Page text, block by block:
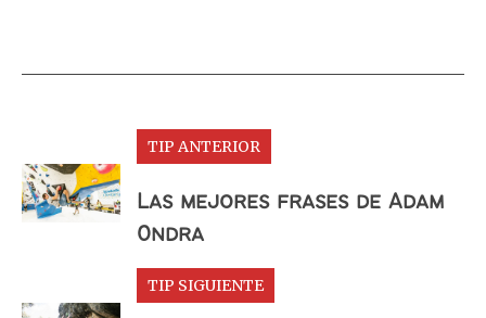
TIP ANTERIOR
Las mejores frases de Adam
Ondra
TIP SIGUIENTE